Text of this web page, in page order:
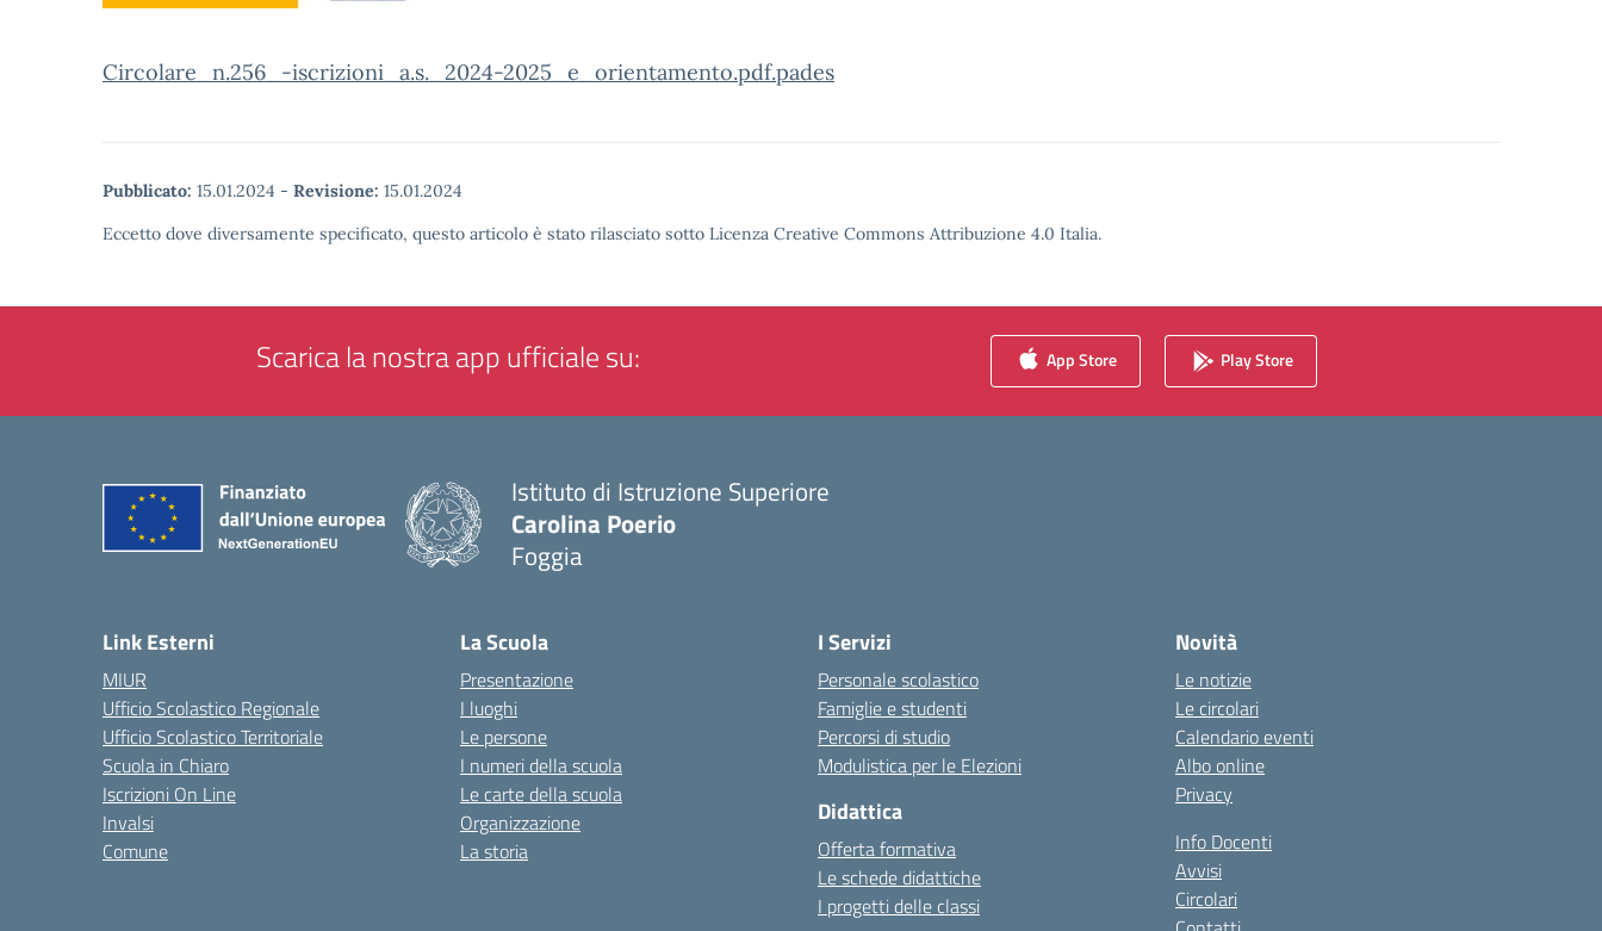
Circolare_n.256_-iscrizioni_a.s._2024-2025_e_orientamento.pdf.pades
Pubblicato: 15.01.2024 - Revisione: 15.01.2024
Eccetto dove diversamente specificato, questo articolo è stato rilasciato sotto Licenza Creative Commons Attribuzione 4.0 Italia.
Scarica la nostra app ufficiale su: App Store Play Store
Istituto di Istruzione Superiore
Carolina Poerio
Foggia
Link Esterni
MIUR
Ufficio Scolastico Regionale
Ufficio Scolastico Territoriale
Scuola in Chiaro
Iscrizioni On Line
Invalsi
Comune
La Scuola
Presentazione
I luoghi
Le persone
I numeri della scuola
Le carte della scuola
Organizzazione
La storia
I Servizi
Personale scolastico
Famiglie e studenti
Percorsi di studio
Modulistica per le Elezioni
Didattica
Offerta formativa
Le schede didattiche
I progetti delle classi
Novità
Le notizie
Le circolari
Calendario eventi
Albo online
Privacy
Info Docenti
Avvisi
Circolari